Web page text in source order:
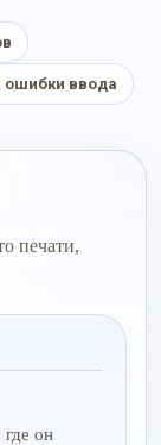
ошибки ввода
печати,
где он